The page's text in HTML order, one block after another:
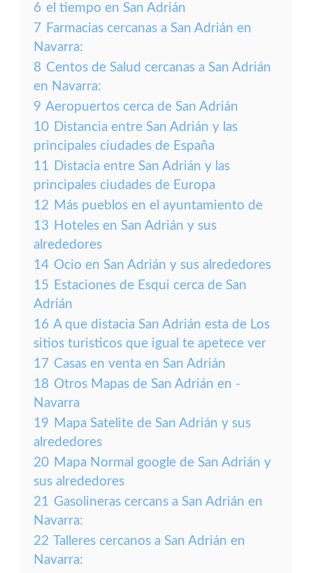
6 el tiempo en San Adrián
7 Farmacias cercanas a San Adrián en
Navarra:
8 Centos de Salud cercanas a San Adrián
en Navarra:
9 Aeropuertos cerca de San Adrián
10 Distancia entre San Adrián y las
principales ciudades de España
11 Distacia entre San Adrián y las
principales ciudades de Europa
12 Más pueblos en el ayuntamiento de
13 Hoteles en San Adrián y sus
alrededores
14 Ocio en San Adrián y sus alrededores
15 Estaciones de Esqui cerca de San
Adrián
16 A que distacia San Adrián esta de Los
sitios turisticos que igual te apetece ver
17 Casas en venta en San Adrián
18 Otros Mapas de San Adrián en -
Navarra
19 Mapa Satelite de San Adrián y sus
alrededores
20 Mapa Normal google de San Adrián y
sus alrededores
21 Gasolineras cercans a San Adrián en
Navarra:
22 Talleres cercanos a San Adrián en
Navarra: